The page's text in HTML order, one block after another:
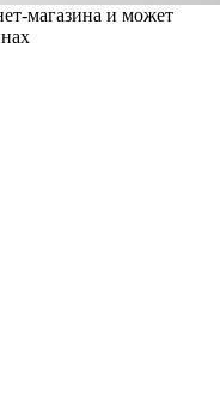
магазина и может